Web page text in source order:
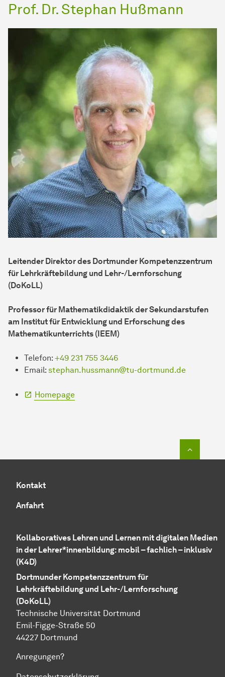
Prof. Dr. Stephan Hußmann
Leitender Direktor des Dortmunder Kompetenzzentrum
für Lehrkräftebildung und Lehr-/Lernforschung
(DoKoLL)
Professor für Mathematikdidaktik der Sekundarstufen
am Institut für Entwicklung und Erforschung des
Mathematikunterrichts (IEEM)
Telefon: +49 231 755 3446
Email: stephan.hussmann@tu-dortmund.de
Homepage
Kontakt
Anfahrt
Kollaboratives Lehren und Lernen mit digitalen Medien
in der Lehrer*innenbildung: mobil – fachlich – inklusiv
(K4D)
Dortmunder Kompetenzzentrum für
Lehrkräftebildung und Lehr-/Lernforschung
(DoKoLL)
Technische Universität Dortmund
Emil-Figge-Straße 50
44227 Dortmund
Anregungen?